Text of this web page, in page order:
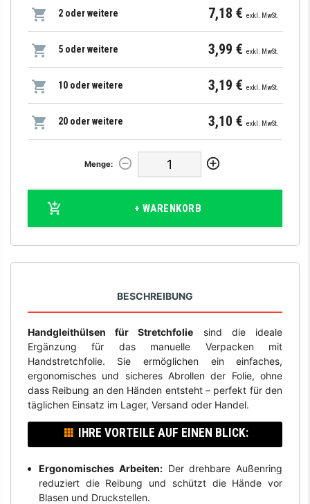
2 oder weitere 7,18 €exkl. MwSt.
5 oder weitere 3,99 €exkl. MwSt.
10 oder weitere 3,19 €exkl. MwSt.
20 oder weitere 3,10 €exkl. MwSt.
Menge:
+ WARENKORB
BESCHREIBUNG
Handgleithülsen für Stretchfolie sind die ideale
Ergänzung für das manuelle Verpacken mit
Handstretchfolie. Sie ermöglichen ein einfaches,
ergonomisches und sicheres Abrollen der Folie, ohne
dass Reibung an den Händen entsteht – perfekt für den
täglichen Einsatz im Lager, Versand oder Handel.
IHRE VORTEILE AUF EINEN BLICK:
Ergonomisches Arbeiten:Der drehbare Außenring
reduziert die Reibung und schützt die Hände vor
Blasen und Druckstellen.